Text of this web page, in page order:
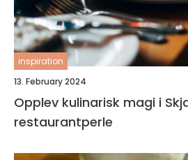
inspiration
13. February 2024
Opplev kulinarisk magi i
restaurantperle